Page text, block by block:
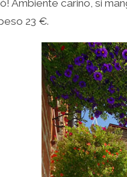
Ambiente carino, si
23 €.